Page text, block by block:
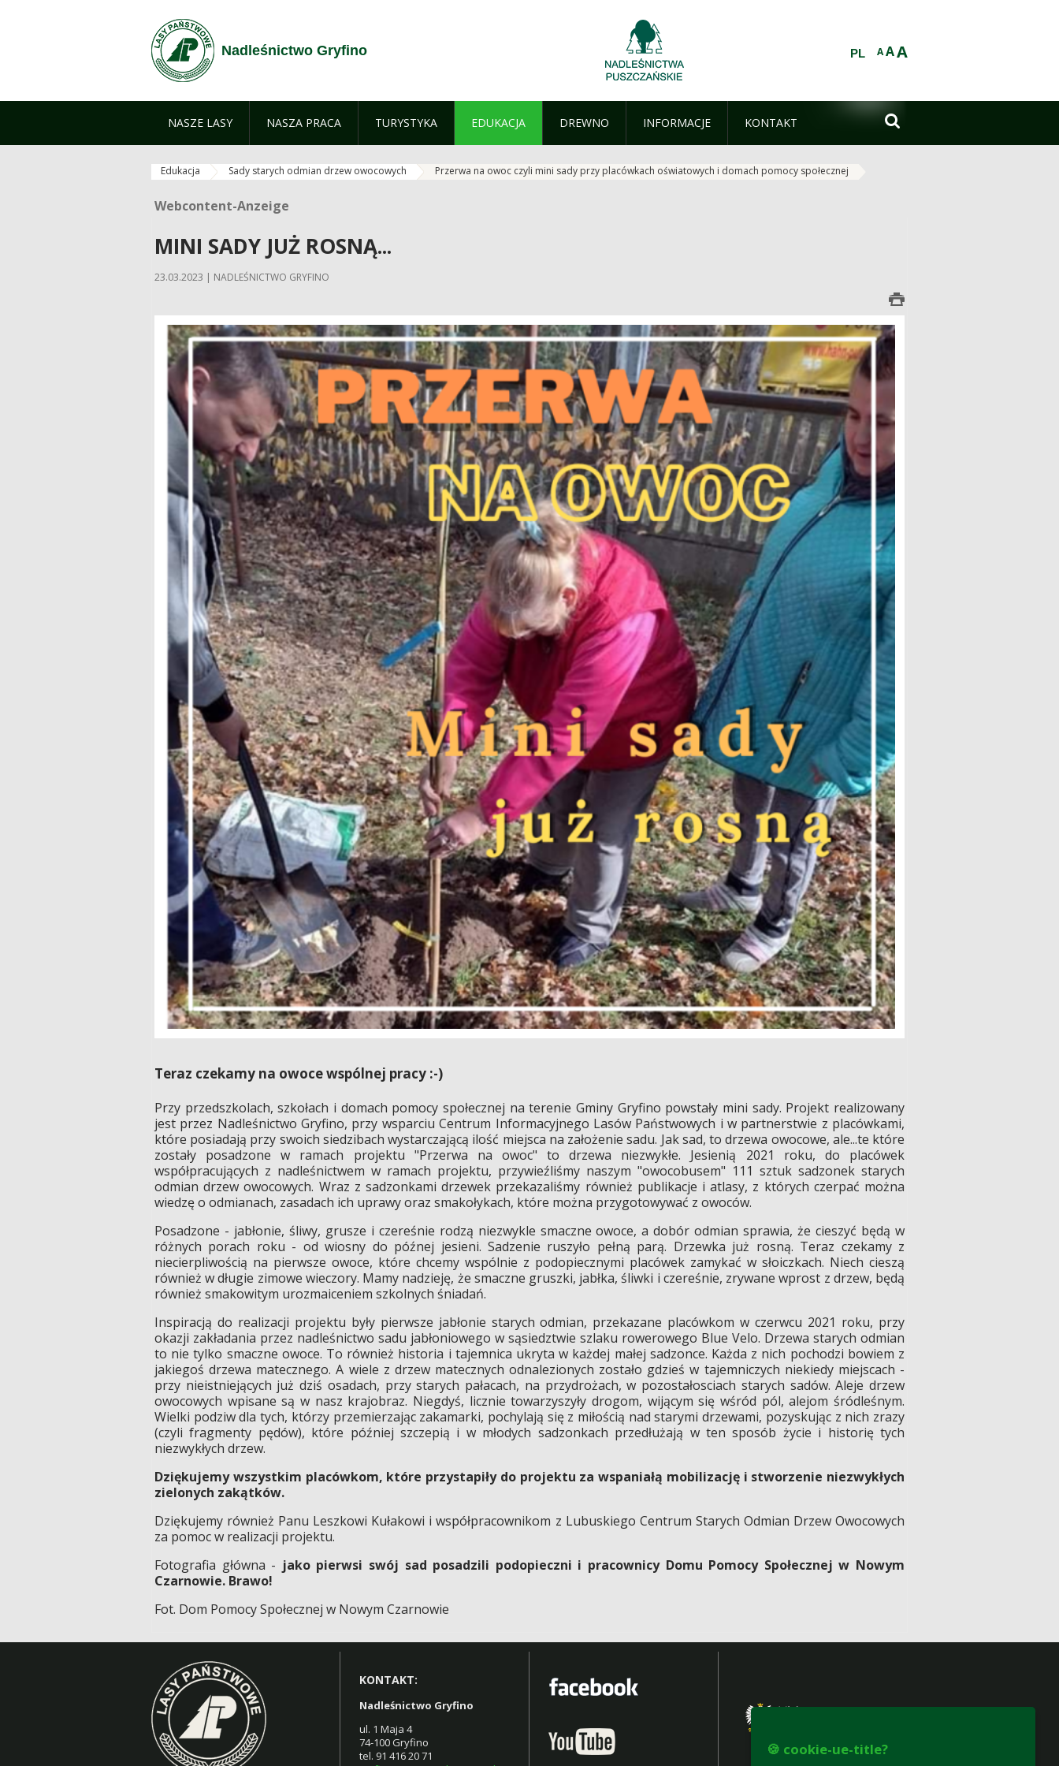
Nadleśnictwo Gryfino AAA
PL
NASZE LASY NASZA PRACA TURYSTYKA EDUKACJA DREWNO INFORMACJE KONTAKT 
Edukacja Sady starych odmian drzew owocowych Przerwa na owoc czyli mini sady przy placówkach oświatowych i domach pomocy społecznej
Webcontent-Anzeige
Webcontent-Anzeige
MINI SADY JUŻ ROSNĄ...
23.03.2023 | NADLEŚNICTWO GRYFINO
Teraz czekamy na owoce wspólnej pracy :-)
Przy przedszkolach, szkołach i domach pomocy społecznej na terenie Gminy Gryfino powstały mini sady. Projekt realizowany
jest przez Nadleśnictwo Gryfino, przy wsparciu Centrum Informacyjnego Lasów Państwowych i w partnerstwie z placówkami,
które posiadają przy swoich siedzibach wystarczającą ilość miejsca na założenie sadu. Jak sad, to drzewa owocowe, ale...te które
zostały posadzone w ramach projektu "Przerwa na owoc" to drzewa niezwykłe. Jesienią 2021 roku, do placówek
współpracujących z nadleśnictwem w ramach projektu, przywieźliśmy naszym "owocobusem" 111 sztuk sadzonek starych
odmian drzew owocowych. Wraz z sadzonkami drzewek przekazaliśmy również publikacje i atlasy, z których czerpać można
wiedzę o odmianach, zasadach ich uprawy oraz smakołykach, które można przygotowywać z owoców.
Posadzone - jabłonie, śliwy, grusze i czereśnie rodzą niezwykle smaczne owoce, a dobór odmian sprawia, że cieszyć będą w
różnych porach roku - od wiosny do późnej jesieni. Sadzenie ruszyło pełną parą. Drzewka już rosną. Teraz czekamy z
niecierpliwością na pierwsze owoce, które chcemy wspólnie z podopiecznymi placówek zamykać w słoiczkach. Niech cieszą
również w długie zimowe wieczory. Mamy nadzieję, że smaczne gruszki, jabłka, śliwki i czereśnie, zrywane wprost z drzew, będą
również smakowitym urozmaiceniem szkolnych śniadań.
Inspiracją do realizacji projektu były pierwsze jabłonie starych odmian, przekazane placówkom w czerwcu 2021 roku, przy
okazji zakładania przez nadleśnictwo sadu jabłoniowego w sąsiedztwie szlaku rowerowego Blue Velo. Drzewa starych odmian
to nie tylko smaczne owoce. To również historia i tajemnica ukryta w każdej małej sadzonce. Każda z nich pochodzi bowiem z
jakiegoś drzewa matecznego. A wiele z drzew matecznych odnalezionych zostało gdzieś w tajemniczych niekiedy miejscach -
przy nieistniejących już dziś osadach, przy starych pałacach, na przydrożach, w pozostałosciach starych sadów. Aleje drzew
owocowych wpisane są w nasz krajobraz. Niegdyś, licznie towarzyszyły drogom, wijącym się wśród pól, alejom śródleśnym.
Wielki podziw dla tych, którzy przemierzając zakamarki, pochylają się z miłością nad starymi drzewami, pozyskując z nich zrazy
(czyli fragmenty pędów), które później szczepią i w młodych sadzonkach przedłużają w ten sposób życie i historię tych
niezwykłych drzew.
Dziękujemy wszystkim placówkom, które przystapiły do projektu za wspaniałą mobilizację i stworzenie niezwykłych
zielonych zakątków.
Dziękujemy również Panu Leszkowi Kułakowi i współpracownikom z Lubuskiego Centrum Starych Odmian Drzew Owocowych
za pomoc w realizacji projektu.
Fotografia główna - jako pierwsi swój sad posadzili podopieczni i pracownicy Domu Pomocy Społecznej w Nowym
Czarnowie. Brawo!
Fot. Dom Pomocy Społecznej w Nowym Czarnowie
KONTAKT:
Nadleśnictwo Gryfino
ul. 1 Maja 4
74-100 Gryfino
tel. 91 416 20 71
🍪 cookie-ue-title?